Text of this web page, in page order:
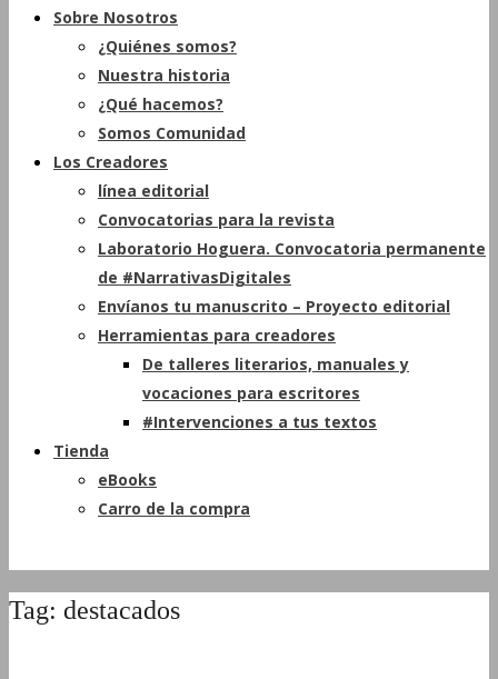
Sobre Nosotros
¿Quiénes somos?
Nuestra historia
¿Qué hacemos?
Somos Comunidad
Los Creadores
línea editorial
Convocatorias para la revista
Laboratorio Hoguera. Convocatoria permanente
de #NarrativasDigitales
Envíanos tu manuscrito – Proyecto editorial
Herramientas para creadores
De talleres literarios, manuales y
vocaciones para escritores
#Intervenciones a tus textos
Tienda
eBooks
Carro de la compra
Tag: destacados